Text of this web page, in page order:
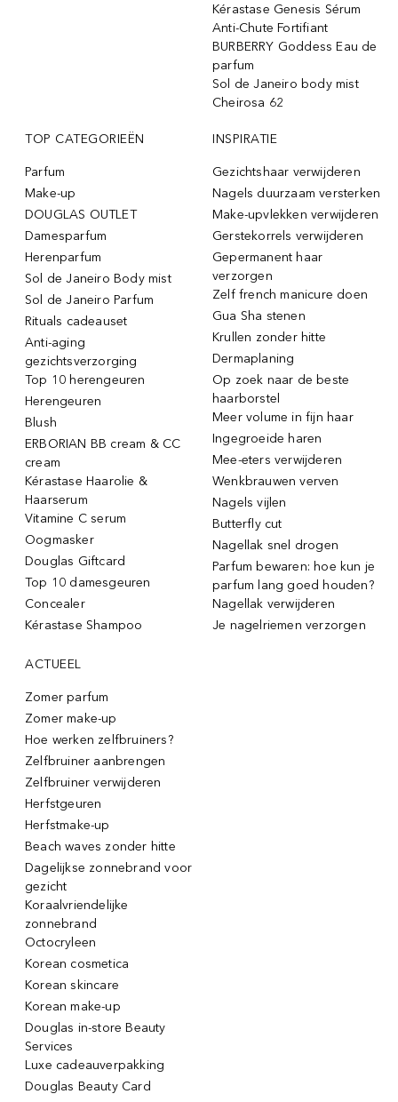
Kérastase Genesis Sérum
Anti-Chute Fortifiant
BURBERRY Goddess Eau de
parfum
Sol de Janeiro body mist
Cheirosa 62
TOP CATEGORIEËN
Parfum
Make-up
DOUGLAS OUTLET
Damesparfum
Herenparfum
Sol de Janeiro Body mist
Sol de Janeiro Parfum
Rituals cadeauset
Anti-aging
gezichtsverzorging
Top 10 herengeuren
Herengeuren
Blush
ERBORIAN BB cream & CC
cream
Kérastase Haarolie &
Haarserum
Vitamine C serum
Oogmasker
Douglas Giftcard
Top 10 damesgeuren
Concealer
Kérastase Shampoo
INSPIRATIE
Gezichtshaar verwijderen
Nagels duurzaam versterken
Make-upvlekken verwijderen
Gerstekorrels verwijderen
Gepermanent haar
verzorgen
Zelf french manicure doen
Gua Sha stenen
Krullen zonder hitte
Dermaplaning
Op zoek naar de beste
haarborstel
Meer volume in fijn haar
Ingegroeide haren
Mee-eters verwijderen
Wenkbrauwen verven
Nagels vijlen
Butterfly cut
Nagellak snel drogen
Parfum bewaren: hoe kun je
parfum lang goed houden?
Nagellak verwijderen
Je nagelriemen verzorgen
ACTUEEL
Zomer parfum
Zomer make-up
Hoe werken zelfbruiners?
Zelfbruiner aanbrengen
Zelfbruiner verwijderen
Herfstgeuren
Herfstmake-up
Beach waves zonder hitte
Dagelijkse zonnebrand voor
gezicht
Koraalvriendelijke
zonnebrand
Octocryleen
Korean cosmetica
Korean skincare
Korean make-up
Douglas in-store Beauty
Services
Luxe cadeauverpakking
Douglas Beauty Card